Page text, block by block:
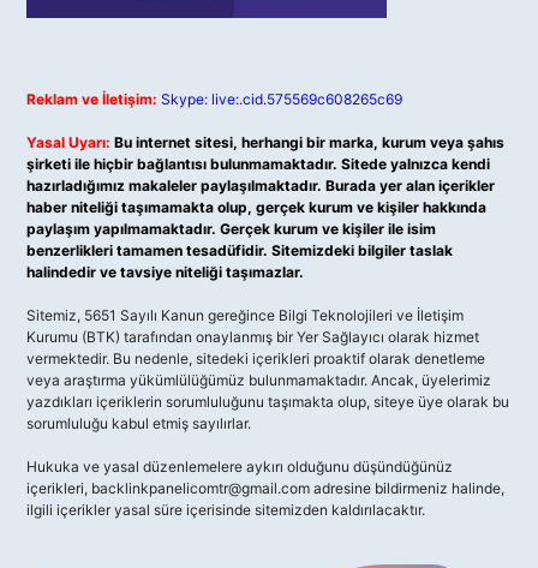
Reklam ve İletişim: Skype: live:.cid.575569c608265c69
Yasal Uyarı: Bu internet sitesi, herhangi bir marka, kurum veya şahıs
şirketi ile hiçbir bağlantısı bulunmamaktadır. Sitede yalnızca kendi
hazırladığımız makaleler paylaşılmaktadır. Burada yer alan içerikler
haber niteliği taşımamakta olup, gerçek kurum ve kişiler hakkında
paylaşım yapılmamaktadır. Gerçek kurum ve kişiler ile isim
benzerlikleri tamamen tesadüfidir. Sitemizdeki bilgiler taslak
halindedir ve tavsiye niteliği taşımazlar.
Sitemiz, 5651 Sayılı Kanun gereğince Bilgi Teknolojileri ve İletişim
Kurumu (BTK) tarafından onaylanmış bir Yer Sağlayıcı olarak hizmet
vermektedir. Bu nedenle, sitedeki içerikleri proaktif olarak denetleme
veya araştırma yükümlülüğümüz bulunmamaktadır. Ancak, üyelerimiz
yazdıkları içeriklerin sorumluluğunu taşımakta olup, siteye üye olarak bu
sorumluluğu kabul etmiş sayılırlar.
Hukuka ve yasal düzenlemelere aykırı olduğunu düşündüğünüz
içerikleri, backlinkpanelicomtr@gmail.com adresine bildirmeniz halinde,
ilgili içerikler yasal süre içerisinde sitemizden kaldırılacaktır.